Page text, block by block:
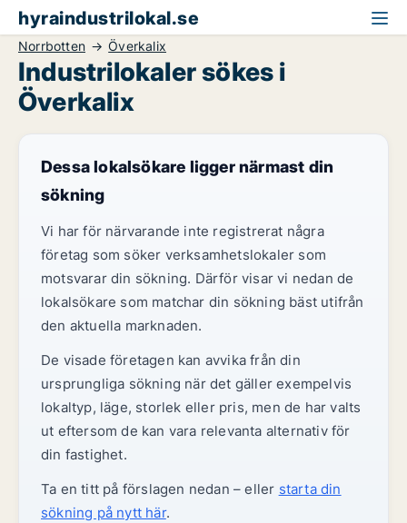
hyraindustrilokal.se
Norrbotten Överkalix
Industrilokaler sökes i
Överkalix
Dessa lokalsökare ligger närmast din
sökning
Vi har för närvarande inte registrerat några
företag som söker verksamhetslokaler som
motsvarar din sökning. Därför visar vi nedan de
lokalsökare som matchar din sökning bäst utifrån
den aktuella marknaden.
De visade företagen kan avvika från din
ursprungliga sökning när det gäller exempelvis
lokaltyp, läge, storlek eller pris, men de har valts
ut eftersom de kan vara relevanta alternativ för
din fastighet.
Ta en titt på förslagen nedan – eller starta din
sökning på nytt här.